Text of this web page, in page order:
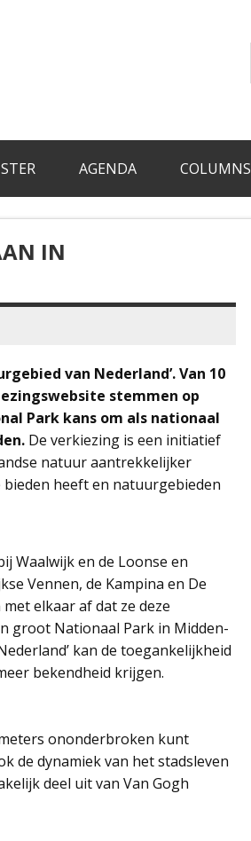
AGENDA COLUMNS
IN
van Nederland’. Van 10
stemmen op
Park kans om als nationaal
De verkiezing is een initiatief
natuur aantrekkelijker
heeft en natuurgebieden
Waalwijk en de Loonse en
Vennen, de Kampina en De
elkaar af dat ze deze
groot Nationaal Park in Midden-
kan de toegankelijkheid
bekendheid krijgen.
ononderbroken kunt
de dynamiek van het stadsleven
deel uit van Van Gogh